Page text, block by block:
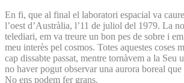
En fi, que al final el laboratori espacial va
l’oest d’Austràlia, l’11 de juliol del 1979. La
telediari, em va treure un bon pes de sobre i
meu interès pel cosmos. Totes aquestes coses
cap dissabte passat, mentre tornàvem a la Seu
no haver pogut observar una aurora boreal que
No ens podem fer grans.